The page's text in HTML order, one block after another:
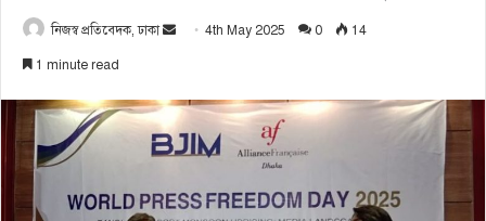
নিজস্ব প্রতিবেদক, ঢাকা
d
a
n
m
4th May 2025 0 14
1 minute read